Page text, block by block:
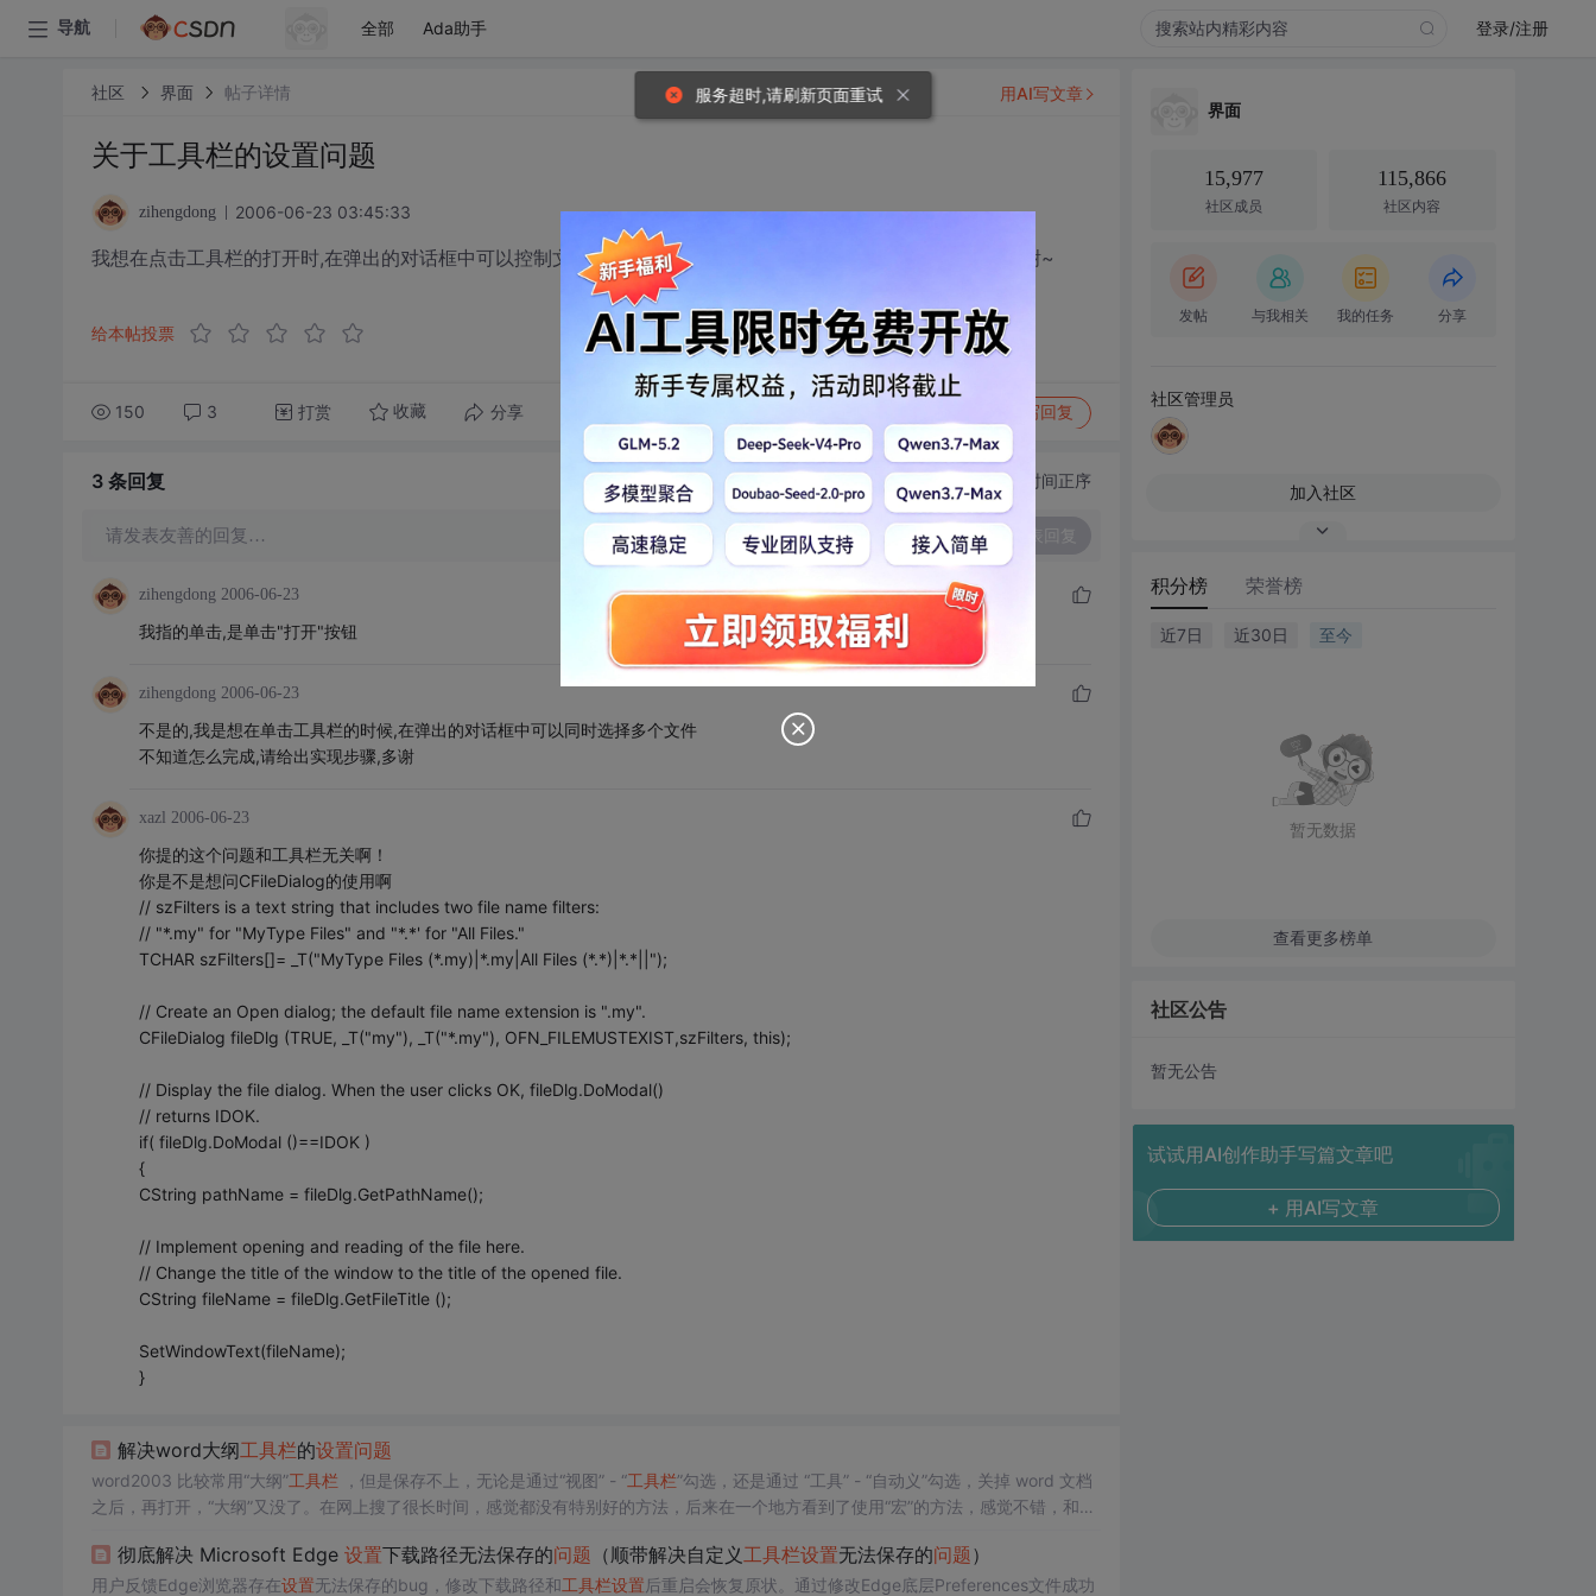
导航 全部 Ada助手 登录/注册
社区 界面 帖子详情
关于工具栏的设置问题
zihengdong 2006-06-23 03:45:33
我想在点击工具栏的打开时,在弹出的对话框中可以控制文件的显示类型,并可以选择多个文件,请问该怎样设置,多谢~
给本帖投票
150 3 打赏 收藏 分享 写回复
用AI写文章
3 条回复 切换为时间正序
请发表友善的回复… 发表回复
zihengdong 2006-06-23
我指的单击,是单击"打开"按钮
zihengdong 2006-06-23
不是的,我是想在单击工具栏的时候,在弹出的对话框中可以同时选择多个文件
不知道怎么完成,请给出实现步骤,多谢
xazl 2006-06-23
你提的这个问题和工具栏无关啊！
你是不是想问CFileDialog的使用啊
// szFilters is a text string that includes two file name filters:
// "*.my" for "MyType Files" and "*.*' for "All Files."
TCHAR szFilters[]= _T("MyType Files (*.my)|*.my|All Files (*.*)|*.*||");
// Create an Open dialog; the default file name extension is ".my".
CFileDialog fileDlg (TRUE, _T("my"), _T("*.my"), OFN_FILEMUSTEXIST,szFilters, this);
// Display the file dialog. When the user clicks OK, fileDlg.DoModal()
// returns IDOK.
if( fileDlg.DoModal ()==IDOK )
{
CString pathName = fileDlg.GetPathName();
// Implement opening and reading of the file here.
// Change the title of the window to the title of the opened file.
CString fileName = fileDlg.GetFileTitle ();
SetWindowText(fileName);
}
解决word大纲工具栏的设置问题
word2003 比较常用“大纲”工具栏 ，但是保存不上，无论是通过“视图” - “工具栏”勾选，还是通过 “工具” - “自动义”勾选，关掉 word 文档
之后，再打开，“大纲”又没了。在网上搜了很长时间，感觉都没有特别好的方法，后来在一个地方看到了使用“宏”的方法，感觉不错，和大
彻底解决 Microsoft Edge 设置下载路径无法保存的问题 （顺带解决自定义工具栏设置无法保存的问题）
用户反馈Edge浏览器存在设置无法保存的bug，修改下载路径和工具栏设置后重启会恢复原状。通过修改Edge底层Preferences文件成功
界面
15,977
社区成员
115,866
社区内容
发帖 与我相关 我的任务 分享
社区管理员
加入社区
积分榜 荣誉榜
近7日 近30日 至今
暂无数据
查看更多榜单
社区公告
暂无公告
试试用AI创作助手写篇文章吧
+ 用AI写文章
服务超时,请刷新页面重试